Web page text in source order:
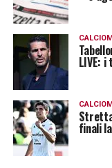
Pistoiese, ho
tipica
vincere,
massimo
EURO 2016 –
LIVE:
finali